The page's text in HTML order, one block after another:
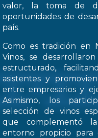
valor, la toma de
oportunidades de
país.
Como es tradición en
Vinos, se
estructurado,
asistentes y
entre empresarios y
Asimismo, los
selección de vinos
que complementó
entorno propicio